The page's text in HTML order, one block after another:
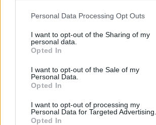
Please note that this website/app uses one
not limited to your visit or usage behaviour.
grant or deny consent to Google and its
use your data for below specified purposes
consent section.
Personal Data Processing Opt Outs
I want to opt-out of the Sharing of my
personal data.
Opted In
I want to opt-out of the Sale of my
Personal Data.
Opted In
I want to opt-out of processing my
Personal Data for Targeted Advertising.
Opted In
GalluraOggi.it
Ricevi le nostre